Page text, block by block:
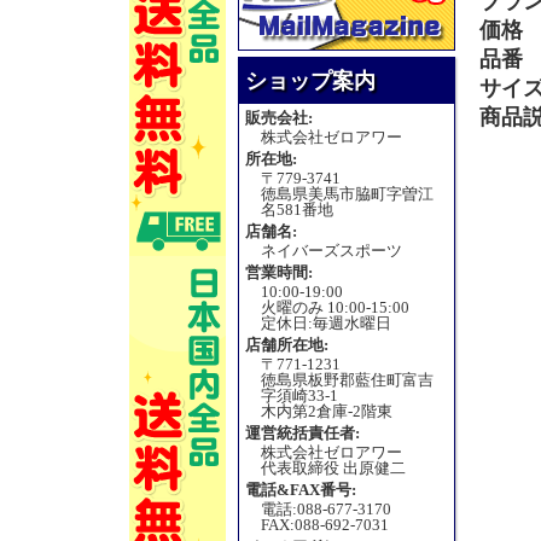
ショップ案内
販売会社:
株式会社ゼロアワー
所在地:
〒779-3741
徳島県美馬市脇町字曽江
名581番地
店舗名:
ネイバーズスポーツ
営業時間:
10:00-19:00
火曜のみ 10:00-15:00
定休日:毎週水曜日
店舗所在地:
〒771-1231
徳島県板野郡藍住町富吉
字須崎33-1
木内第2倉庫-2階東
運営統括責任者:
株式会社ゼロアワー
代表取締役 出原健二
電話&FAX番号:
電話:088-677-3170
FAX:088-692-7031
価格
品番
サイ
商品